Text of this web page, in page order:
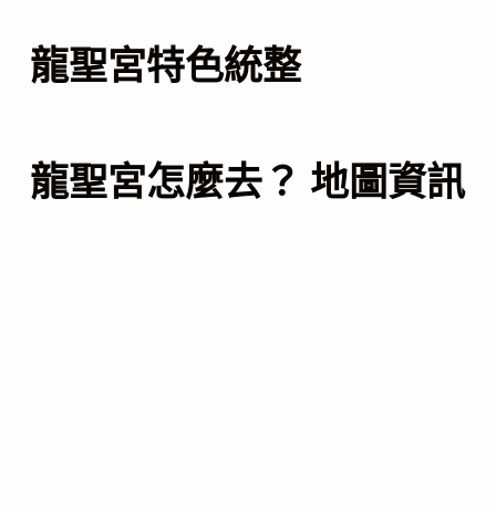
龍聖宮特色統整
龍聖宮怎麼去？ 地圖資訊